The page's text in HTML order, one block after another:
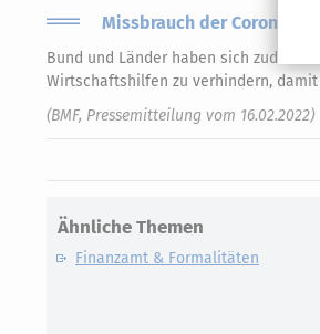
Missbrauch der
Bund und Länder haben sich zudem
Wirtschaftshilfen zu verhindern,
(BMF, Pressemitteilung vom 16.02.2022)
Ähnliche Themen
Finanzamt & Formalitäten